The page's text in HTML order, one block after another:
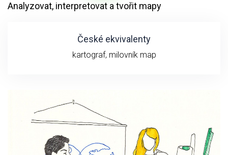
Analyzovat, interpretovat a tvořit mapy
České ekvivalenty
kartograf, milovník map